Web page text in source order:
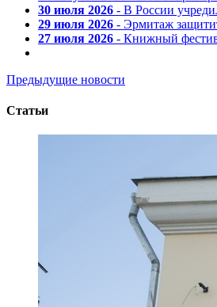
30 июля 2026 - В России
29 июля 2026 - Эрмитаж
27 июля 2026 - Книжный
Предыдущие новости
Статьи